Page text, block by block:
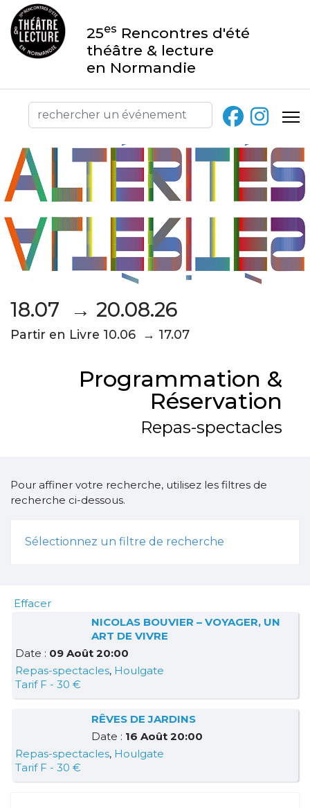
25es Rencontres d'été
théâtre & lecture
en Normandie
18.07 → 20.08.26
Partir en Livre 10.06 → 17.07
Programmation &
Réservation
Repas-spectacles
Pour affiner votre recherche, utilisez les filtres de
recherche ci-dessous.
Sélectionnez un filtre de recherche
Effacer
NICOLAS BOUVIER – VOYAGER, UN
ART DE VIVRE
Date : 09 Août 20:00
Repas-spectacles, Houlgate
Tarif F - 30 €
RÊVES DE JARDINS
Date : 16 Août 20:00
Repas-spectacles, Houlgate
Tarif F - 30 €